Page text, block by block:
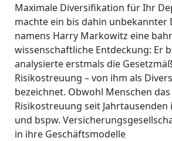
Maximale Diversifikation für Ihr
machte ein bis dahin unbekannter
namens Harry Markowitz eine
wissenschaftliche Entdeckung: Er
analysierte erstmals die
Risikostreuung – von ihm als
bezeichnet. Obwohl Menschen
Risikostreuung seit
und bspw.
in ihre Geschäftsmodelle